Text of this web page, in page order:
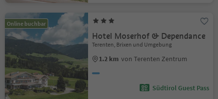
Online buchbar
Hotel Moserhof & Dependance
Terenten, Brixen und Umgebung
1.2 km von Terenten Zentrum
Südtirol Guest Pass